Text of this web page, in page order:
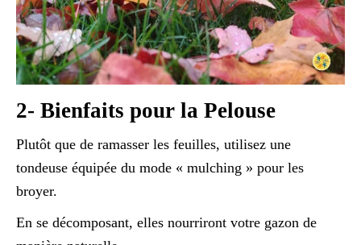
2- Bienfaits pour la Pelouse
Plutôt que de ramasser les feuilles, utilisez une
tondeuse équipée du mode « mulching » pour les
broyer.
En se décomposant, elles nourriront votre gazon de